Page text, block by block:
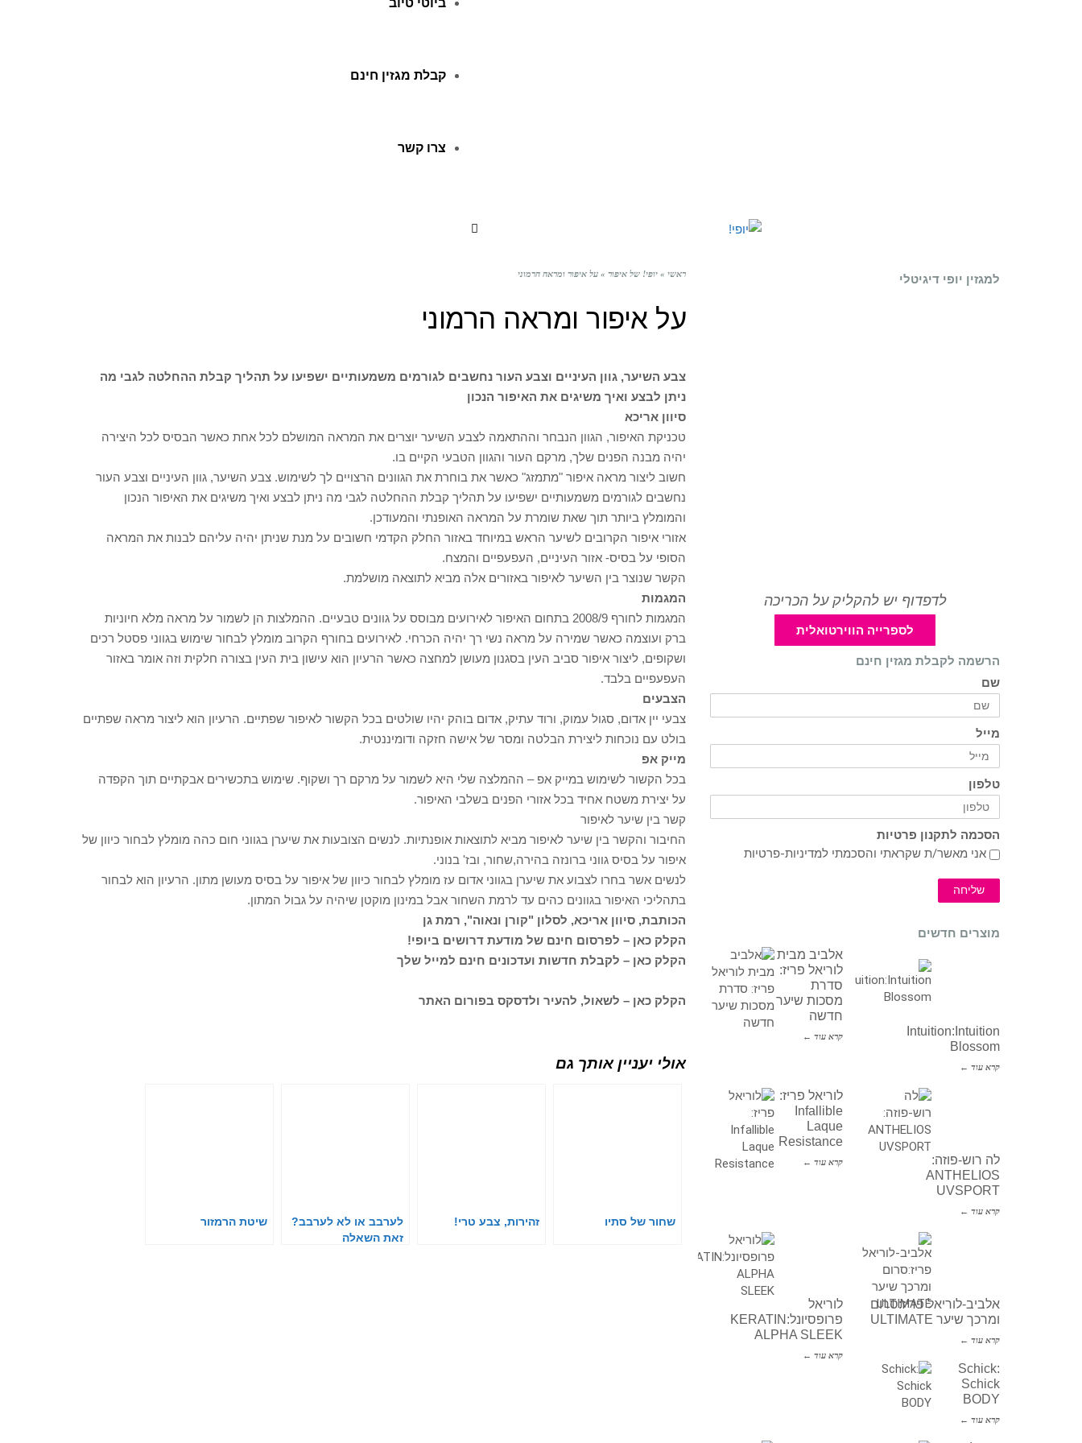
ביוטי טיוב
קבלת מגזין חינם
צרו קשר
ראשי » יופי! של איפור » על איפור ומראה הרמוני
על איפור ומראה הרמוני
צבע השיער, גוון העיניים וצבע העור נחשבים לגורמים משמעותיים ישפיעו על תהליך קבלת ההחלטה לגבי מה
ניתן לבצע ואיך משיגים את האיפור הנכון
סיוון אריכא
טכניקת האיפור, הגוון הנבחר וההתאמה לצבע השיער יוצרים את המראה המושלם לכל אחת כאשר הבסיס לכל היצירה
יהיה מבנה הפנים שלך, מרקם העור והגוון הטבעי הקיים בו.
חשוב ליצור מראה איפור "מתמזג" כאשר את בוחרת את הגוונים הרצויים לך לשימוש. צבע השיער, גוון העיניים וצבע העור
נחשבים לגורמים משמעותיים ישפיעו על תהליך קבלת ההחלטה לגבי מה ניתן לבצע ואיך משיגים את האיפור הנכון
והמומלץ ביותר תוך שאת שומרת על המראה האופנתי והמעודכן.
אזורי איפור הקרובים לשיער הראש במיוחד באזור החלק הקדמי חשובים על מנת שניתן יהיה עליהם לבנות את המראה
הסופי על בסיס- אזור העיניים, העפעפיים והמצח.
הקשר שנוצר בין השיער לאיפור באזורים אלה מביא לתוצאה מושלמת.
המגמות
המגמות לחורף 2008/9 בתחום האיפור לאירועים מבוסס על גוונים טבעיים. ההמלצות הן לשמור על מראה מלא חיוניות
ברק ועוצמה כאשר שמירה על מראה נשי רך יהיה הכרחי. לאירועים בחורף הקרוב מומלץ לבחור שימוש בגווני פסטל רכים
ושקופים, ליצור איפור סביב העין בסגנון מעושן למחצה כאשר הרעיון הוא עישון בית העין בצורה חלקית וזה אומר באזור
העפעפיים בלבד.
הצבעים
צבעי יין אדום, סגול עמוק, ורוד עתיק, אדום בוהק יהיו שולטים בכל הקשור לאיפור שפתיים. הרעיון הוא ליצור מראה שפתיים
בולט עם נוכחות ליצירת הבלטה ומסר של אישה חזקה ודומיננטית.
מייק אפ
בכל הקשור לשימוש במייק אפ – ההמלצה שלי היא לשמור על מרקם רך ושקוף. שימוש בתכשירים אבקתיים תוך הקפדה
על יצירת משטח אחיד בכל אזורי הפנים בשלבי האיפור.
קשר בין שיער לאיפור
החיבור והקשר בין שיער לאיפור מביא לתוצאות אופנתיות. לנשים הצובעות את שיערן בגווני חום כהה מומלץ לבחור כיוון של
איפור על בסיס גווני ברונזה בהירה,שחור, ובז' בנוני.
לנשים אשר בחרו לצבוע את שיערן בגווני אדום עז מומלץ לבחור כיוון של איפור על בסיס מעושן מתון. הרעיון הוא לבחור
בתהליכי האיפור בגוונים כהים עד לרמת השחור אבל במינון מוקטן שיהיה על גבול המתון.
הכותבת, סיוון אריכא, לסלון "קורן ונאוה", רמת גן
הקלק כאן – לפרסום חינם של מודעת דרושים ביופי!
הקלק כאן – לקבלת חדשות ועדכונים חינם למייל שלך
הקלק כאן – לשאול, להעיר ולדסקס בפורום האתר
אולי יעניין אותך גם
שחור של סתיו זהירות, צבע טרי!
לערבב או לא לערבב?
זאת השאלה
שיטת הרמזור
למגזין יופי דיגיטלי
לדפדוף יש להקליק על הכריכה
לספרייה הווירטואלית
הרשמה לקבלת מגזין חינם
שם
מייל
טלפון
הסכמה לתקנון פרטיות
אני מאשר/ת שקראתי והסכמתי למדיניות-פרטיות
שליחה
מוצרים חדשים
אלביב מבית
לוריאל פריז:
סדרת
מסכות שיער
חדשה
קרא עוד ←
Intuition:Intuition
Blossom
קרא עוד ←
לוריאל פריז:
Infallible
Laque
Resistance
קרא עוד ←
לה רוש-פוזה:
ANTHELIOS
UVSPORT
קרא עוד ←
לוריאל
פרופסיונל:KERATIN
ALPHA SLEEK
קרא עוד ←
אלביב-לוריאל פריז:סרום
ומרכך שיער ULTIMATE
קרא עוד ←
Schick:
Schick
BODY
קרא עוד ←